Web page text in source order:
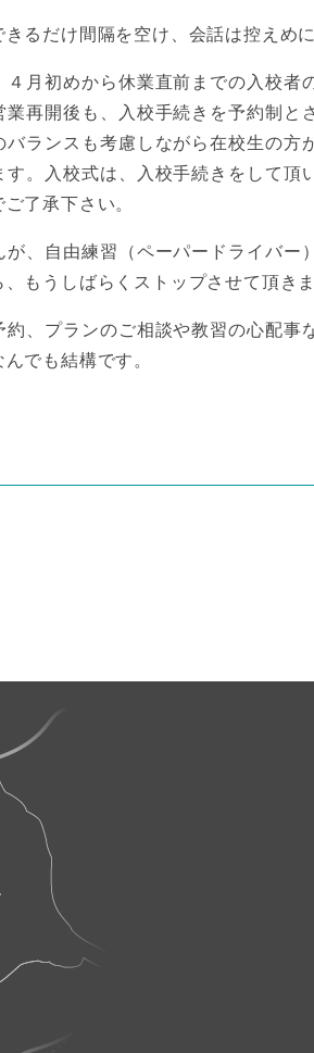
るだけ間隔を空け、会話は控えめに
月初めから休業直前までの入校者
再開後も、入校手続きを予約制
バランスも考慮しながら在校生の
す。入校式は、入校手続きをして
了承下さい。
、自由練習（ペーパードライバー
もうしばらくストップさせて頂き
、プランのご相談や教習の心配事
でも結構です。